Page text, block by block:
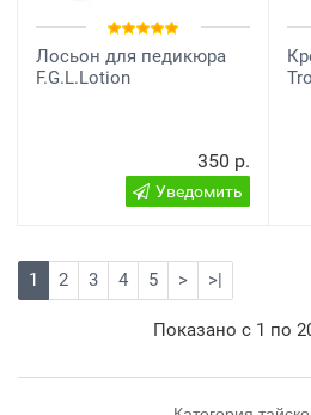
Лосьон для педикюра
F.G.L.Lotion
350 р.
Уведомить
1 2 3 4 5 > >|
Показано с 1 по